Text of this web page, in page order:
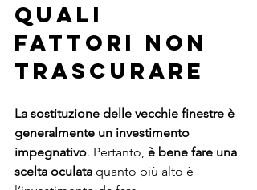
QUALI
FATTORI NON
TRASCURARE
La sostituzione delle vecchie finestre è
generalmente un investimento
impegnativo. Pertanto, è bene fare una
scelta oculata quanto più alto è